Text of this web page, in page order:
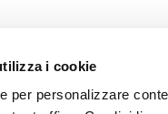
i cookie
per personalizzare